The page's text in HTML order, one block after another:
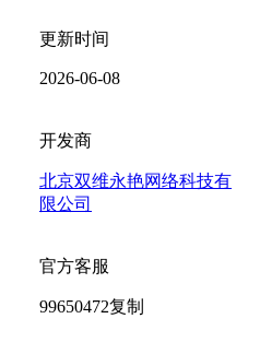
更新时间
2026-06-08
开发商
北京双维永艳网络科技有
限公司
官方客服
99650472复制